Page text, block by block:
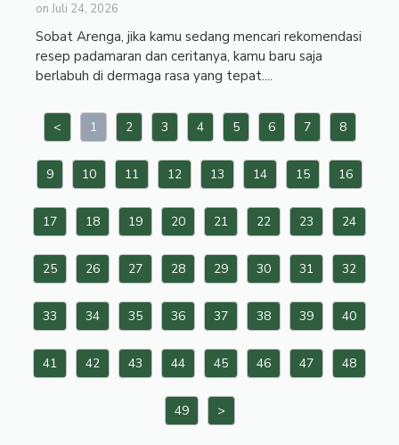
on Juli 24, 2026
Sobat Arenga, jika kamu sedang mencari rekomendasi
resep padamaran dan ceritanya, kamu baru saja
berlabuh di dermaga rasa yang tepat....
< 1 2 3 4 5 6 7 8
9 10 11 12 13 14 15 16
17 18 19 20 21 22 23 24
25 26 27 28 29 30 31 32
33 34 35 36 37 38 39 40
41 42 43 44 45 46 47 48
49 >